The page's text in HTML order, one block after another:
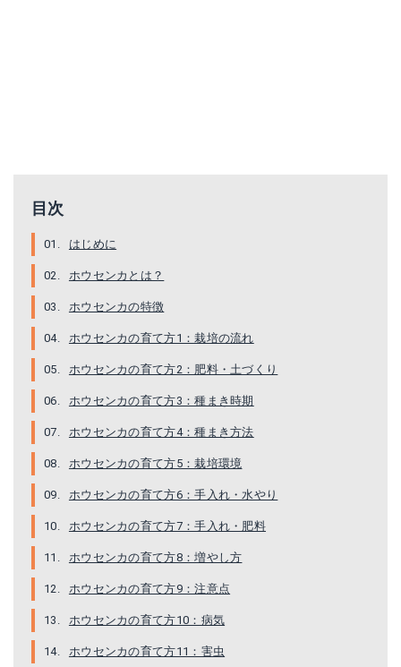
目次
はじめに
ホウセンカとは？
ホウセンカの特徴
ホウセンカの育て方1：栽培の流れ
ホウセンカの育て方2：肥料・土づくり
ホウセンカの育て方3：種まき時期
ホウセンカの育て方4：種まき方法
ホウセンカの育て方5：栽培環境
ホウセンカの育て方6：手入れ・水やり
ホウセンカの育て方7：手入れ・肥料
ホウセンカの育て方8：増やし方
ホウセンカの育て方9：注意点
ホウセンカの育て方10：病気
ホウセンカの育て方11：害虫